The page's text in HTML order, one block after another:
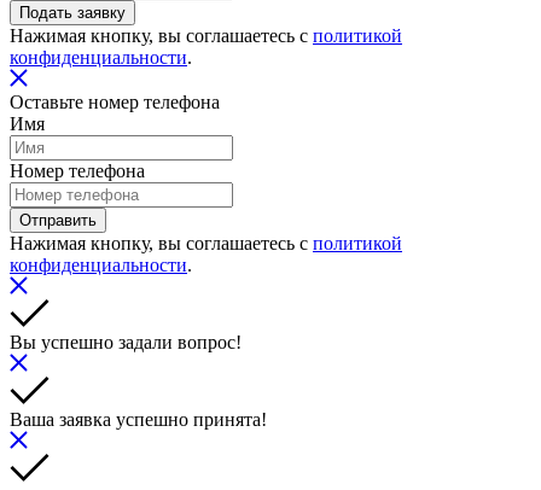
Подать заявку
Нажимая кнопку, вы соглашаетесь с политикой
конфиденциальности.
Оставьте номер телефона
Имя
Номер телефона
Отправить
Нажимая кнопку, вы соглашаетесь с политикой
конфиденциальности.
Вы успешно задали вопрос!
Ваша заявка успешно принята!